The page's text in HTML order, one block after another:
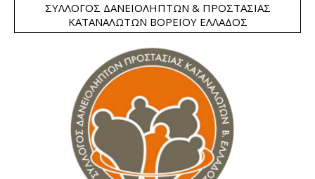
ΣΎΛΛΟΓΟΣ ΔΑΝΕΙΟΛΗΠΤΏΝ & ΠΡΟΣΤΑΣΊΑΣ
ΚΑΤΑΝΑΛΩΤΏΝ ΒΟΡΕΊΟΥ ΕΛΛΆΔΟΣ